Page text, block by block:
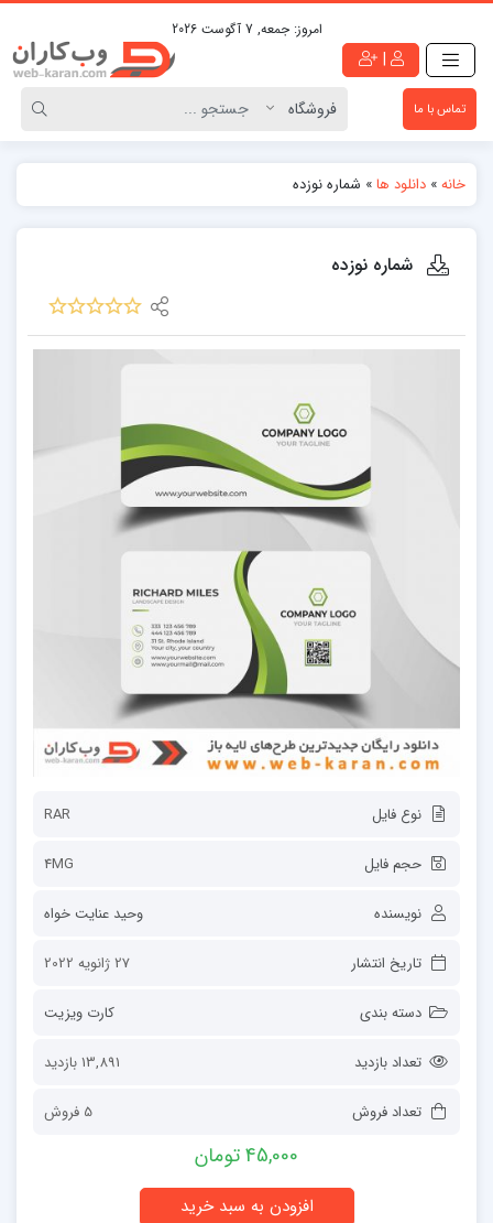
امروز: جمعه, 7 آگوست 2026
|
تماس با ما
خانه» دانلود ها» شماره نوزده
شماره نوزده
نوع فایل RAR
حجم فایل 4MG
نویسنده وحید عنایت خواه
تاریخ انتشار 27 ژانویه 2022
دسته بندی کارت ویزیت
تعداد بازدید 13,891 بازدید
تعداد فروش 5 فروش
45,000 تومان